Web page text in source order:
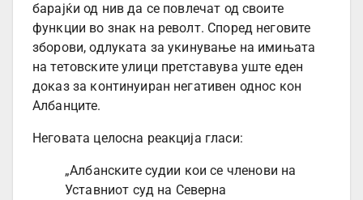
барајќи од нив да се повлечат од своите
функции во знак на револт. Според неговите
зборови, одлуката за укинување на имињата
на тетовските улици претставува уште еден
доказ за континуиран негативен однос кон
Албанците.
Неговата целосна реакција гласи:
„Албанските судии кои се членови на
Уставниот суд на Северна